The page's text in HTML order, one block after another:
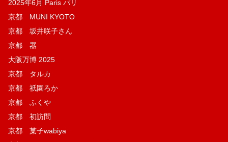
2025年6月 Paris パリ
京都 MUNI KYOTO
京都 坂井咲子さん
京都 器
大阪万博 2025
京都 タルカ
京都 祇園ろか
京都 ふくや
京都 初訪問
京都 菓子wabiya